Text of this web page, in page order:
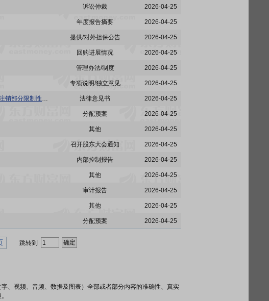
诉讼仲裁 2026-04-25
年度报告摘要 2026-04-25
提供/对外担保公告 2026-04-25
回购进展情况 2026-04-25
管理办法/制度 2026-04-25
专项说明/独立意见 2026-04-25
国晟科技:国晟世安科技股份有限公司2024年限制性股票与股票期权激励计划回购注销部分限制性股票及注销部分股票期权事项的法律意见书 法律意见书 2026-04-25
分配预案 2026-04-25
其他 2026-04-25
召开股东大会通知 2026-04-25
内部控制报告 2026-04-25
其他 2026-04-25
审计报告 2026-04-25
其他 2026-04-25
分配预案 2026-04-25
跳转到
、视频、音频、数据及图表）全部或者部分内容的准确性、真实